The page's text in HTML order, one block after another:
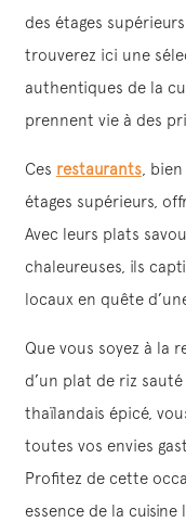
des étages
trouverez ici une
authentiques de la
prennent vie à des
Ces restaurants ,
étages supérieurs,
Avec leurs plats
chaleureuses, ils
locaux en quête
Que vous soyez à la
d’un plat de riz
thaïlandais épicé,
toutes vos envies
Profitez de cette
essence de la